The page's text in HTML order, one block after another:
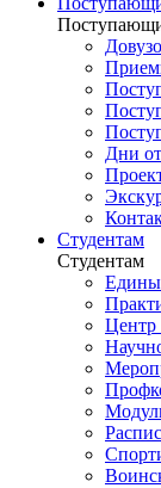
Дни
Студентам
Студентам